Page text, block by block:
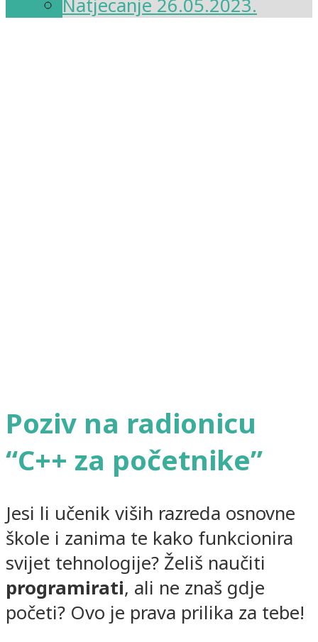
Natjecanje 26.05.2023.
Poziv na radionicu
“C++ za početnike”
Jesi li učenik viših razreda osnovne
škole i zanima te kako funkcionira
svijet tehnologije? Želiš naučiti
programirati, ali ne znaš gdje
početi? Ovo je prava prilika za tebe!